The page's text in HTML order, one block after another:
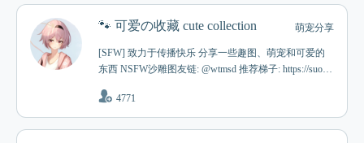
🐾 可爱の收藏 cute collection 萌宠分享
[SFW] 致力于传播快乐 分享一些趣图、萌宠和可爱的
东西 NSFW沙雕图友链: @wtmsd 推荐梯子: https://suo.y
4771